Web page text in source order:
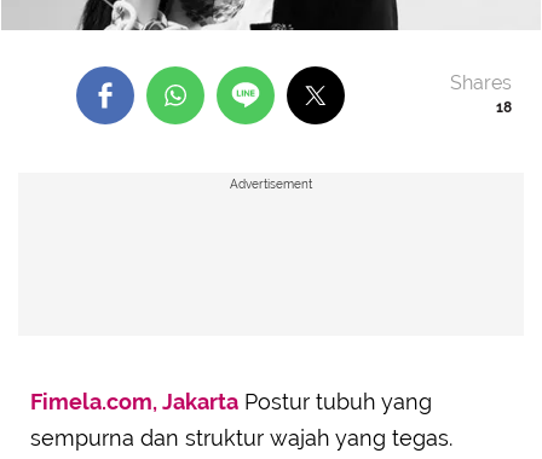
18
Shares
Advertisement
Fimela.com, Jakarta Postur tubuh yang
sempurna dan struktur wajah yang tegas.